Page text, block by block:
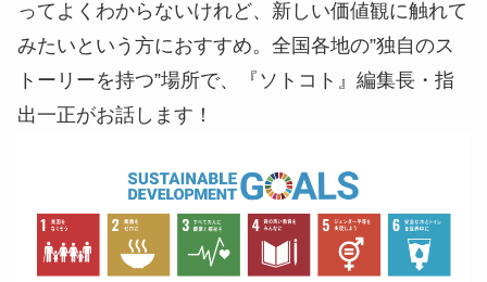
ってよくわからないけれど、新しい価値観に触れて
みたいという方におすすめ。全国各地の”独自のス
トーリーを持つ”場所で、『ソトコト』編集長・指
出一正がお話します！